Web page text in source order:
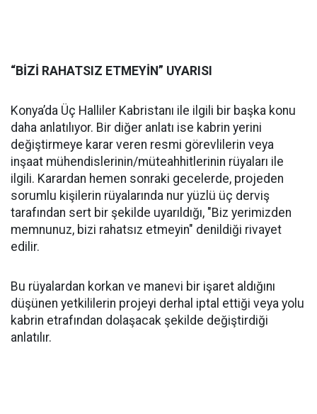
“BİZİ RAHATSIZ ETMEYİN” UYARISI
Konya’da Üç Halliler Kabristanı ile ilgili bir başka konu
daha anlatılıyor. Bir diğer anlatı ise kabrin yerini
değiştirmeye karar veren resmi görevlilerin veya
inşaat mühendislerinin/müteahhitlerinin rüyaları ile
ilgili. Karardan hemen sonraki gecelerde, projeden
sorumlu kişilerin rüyalarında nur yüzlü üç derviş
tarafından sert bir şekilde uyarıldığı, "Biz yerimizden
memnunuz, bizi rahatsız etmeyin" denildiği rivayet
edilir.
Bu rüyalardan korkan ve manevi bir işaret aldığını
düşünen yetkililerin projeyi derhal iptal ettiği veya yolu
kabrin etrafından dolaşacak şekilde değiştirdiği
anlatılır.